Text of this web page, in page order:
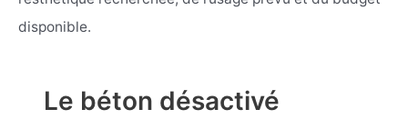
disponible.
Le béton désactivé